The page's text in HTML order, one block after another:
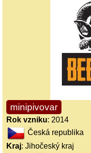
minipivovar
Rok vzniku: 2014
Česká republika
Kraj: Jihočeský kraj